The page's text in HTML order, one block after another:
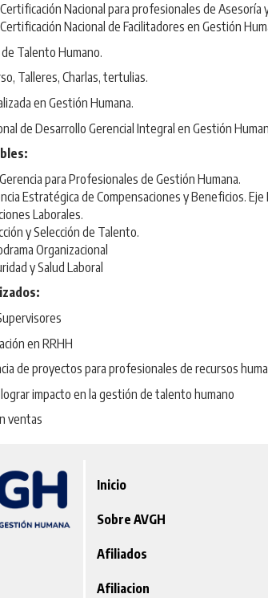
Nacional para profesionales de Asesoría
Nacional de Facilitadores en Gestión
Talento Humano.
Talleres, Charlas, tertulias.
en Gestión Humana.
de Desarrollo Gerencial Integral en Gestión
para Profesionales de Gestión Humana.
Estratégica de Compensaciones y Beneficios.
Laborales.
y Selección de Talento.
Organizacional
y Salud Laboral
en RRHH
de proyectos para profesionales de recursos
lograr impacto en la gestión de talento humano
ventas
Inicio
Sobre AVGH
Afiliados
Afiliacion